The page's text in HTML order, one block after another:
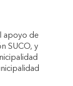
apoyo de
SUCO, y